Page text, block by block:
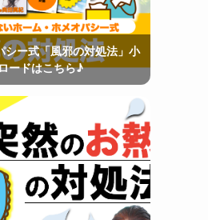
シー式「風邪の対処法」小
ードはこちら♪